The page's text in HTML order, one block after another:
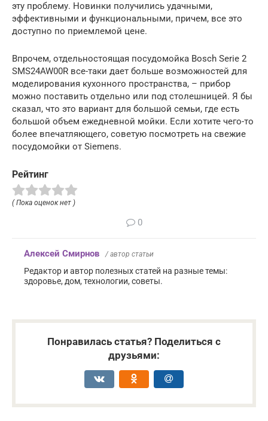
эту проблему. Новинки получились удачными,
эффективными и функциональными, причем, все это
доступно по приемлемой цене.
Впрочем, отдельностоящая посудомойка Bosch Serie 2
SMS24AW00R все-таки дает больше возможностей для
моделирования кухонного пространства, – прибор
можно поставить отдельно или под столешницей. Я бы
сказал, что это вариант для большой семьи, где есть
большой объем ежедневной мойки. Если хотите чего-то
более впечатляющего, советую посмотреть на свежие
посудомойки от Siemens.
Рейтинг
( Пока оценок нет )
0
Алексей Смирнов / автор статьи
Редактор и автор полезных статей на разные темы:
здоровье, дом, технологии, советы.
Понравилась статья? Поделиться с
друзьями: